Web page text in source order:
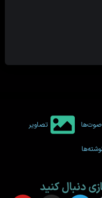
صوت‌ها تصاویر
دنبال کنید